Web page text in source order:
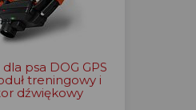
psa DOG GPS
treningowy i
dźwiękowy